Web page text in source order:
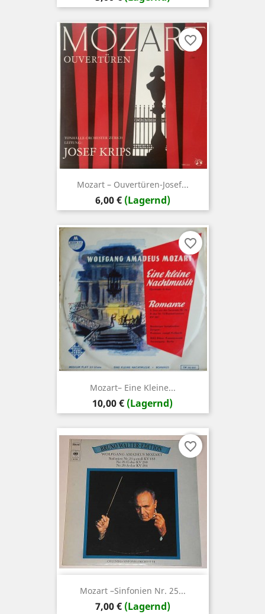
Mozart – Ouvertüren-Josef...
Preis
6,00 € (Lagernd)
favorite_border
Mozart– Eine Kleine...
Preis
10,00 € (Lagernd)
favorite_border
Mozart ‎–Sinfonien Nr. 25...
Preis
7,00 € (Lagernd)
favorite_border